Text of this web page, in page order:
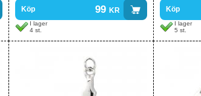
Köp
99 kr
I lager
4 st.
Köp
I lager
5 st.